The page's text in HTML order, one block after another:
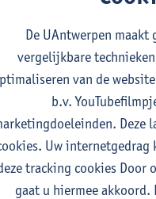
Sociologie
2E SEM
studiepunten
- NNB
Arbeid
opleidingsonderdelen uit
De UAntwerpen maakt
vergelijkbare
van de
b.v.
Deze
Uw internetgedrag
tracking cookies Door
gaat u hiermee akkoord.